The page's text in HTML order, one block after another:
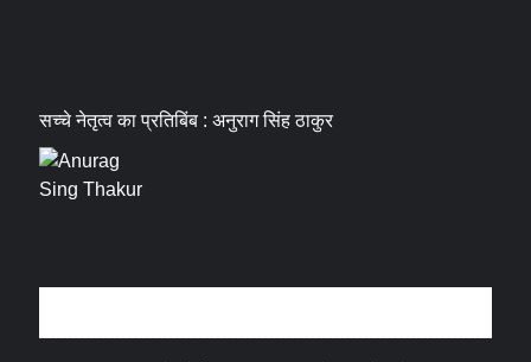
सच्चे नेतृत्व का प्रतिबिंब : अनुराग सिंह ठाकुर